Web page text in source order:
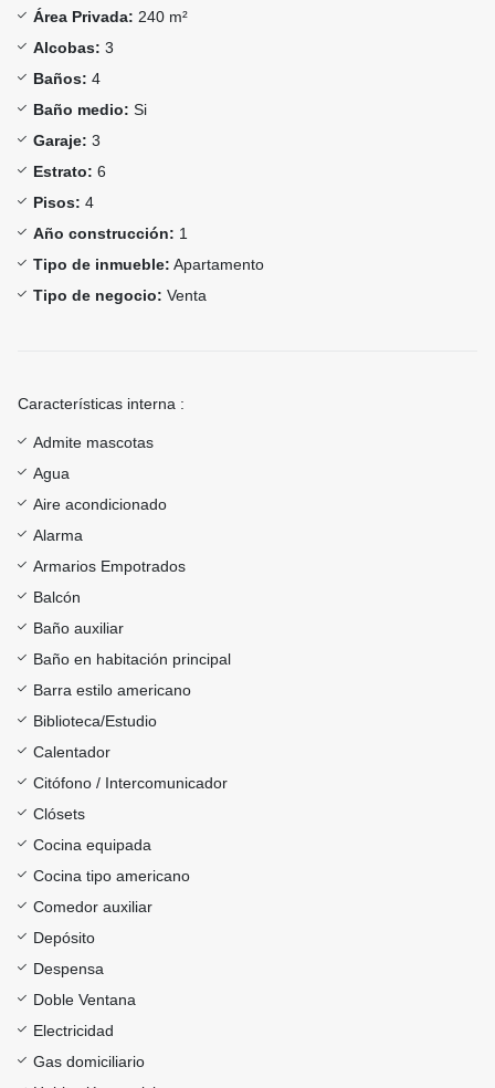
Área Privada: 240 m²
Alcobas: 3
Baños: 4
Baño medio: Si
Garaje: 3
Estrato: 6
Pisos: 4
Año construcción: 1
Tipo de inmueble: Apartamento
Tipo de negocio: Venta
Características interna :
Admite mascotas
Agua
Aire acondicionado
Alarma
Armarios Empotrados
Balcón
Baño auxiliar
Baño en habitación principal
Barra estilo americano
Biblioteca/Estudio
Calentador
Citófono / Intercomunicador
Clósets
Cocina equipada
Cocina tipo americano
Comedor auxiliar
Depósito
Despensa
Doble Ventana
Electricidad
Gas domiciliario